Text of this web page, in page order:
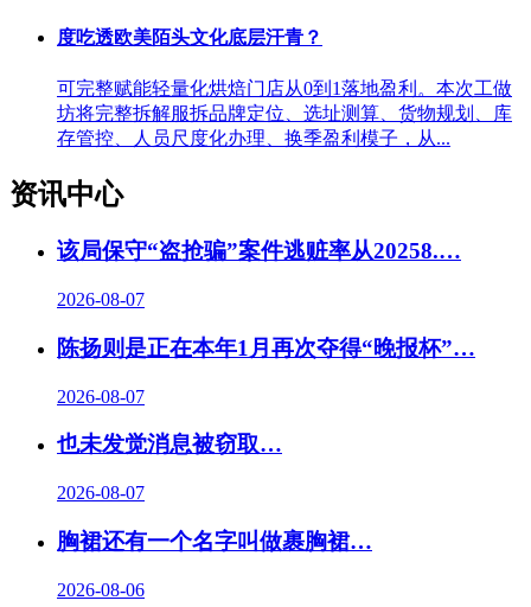
度吃透欧美陌头文化底层汗青？
可完整赋能轻量化烘焙门店从0到1落地盈利。本次工做
坊将完整拆解服拆品牌定位、选址测算、货物规划、库
存管控、人员尺度化办理、换季盈利模子，从...
资讯中心
该局保守“盗抢骗”案件逃赃率从20258.…
2026-08-07
陈扬则是正在本年1月再次夺得“晚报杯”…
2026-08-07
也未发觉消息被窃取…
2026-08-07
胸裙还有一个名字叫做裹胸裙…
2026-08-06